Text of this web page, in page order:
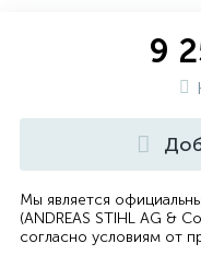
9
Мы является
(ANDREAS STIHL AG &
согласно условиям от